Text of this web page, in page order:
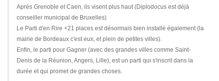
Après Grenoble et Caen, ils visent plus haut (Diplodocus est déjà
conseiller municipal de Bruxelles)
Le Parti d'en Rire +21 places est désormais bien installé également (la
mairie de Bordeaux c'est eux, et plein de petites villes).
Enfin, le parti pour Gagner (avec des grandes villes comme Saint-
Denis de la Réunion, Angers, Lille), est un parti qui s'inscrit dans la
durée et qui promet de grandes choses.